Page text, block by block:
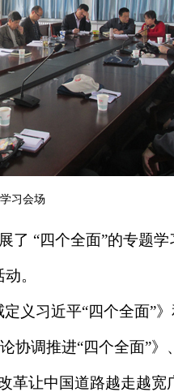
学习会场
了 “四个全面”的专题
。
义习近平“四个全面”
协调推进“四个全面”
革让中国道路越走越宽